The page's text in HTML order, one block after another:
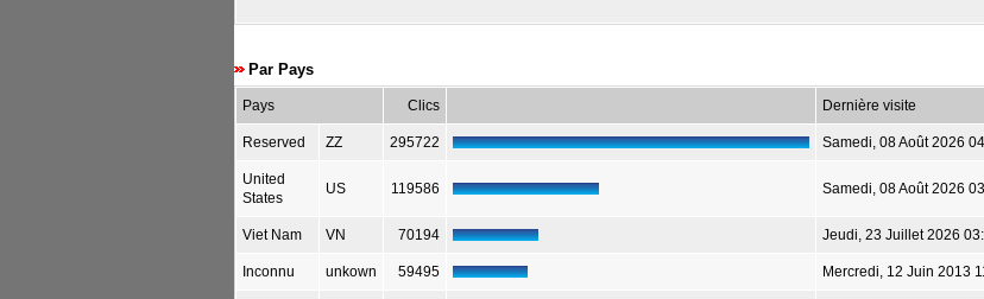
Par Pays
Pays Clics Dernière visite
Reserved ZZ 295722 Samedi, 08 Août 2026
United
States
US 119586 Samedi, 08 Août 2026
Viet Nam VN 70194 Jeudi, 23 Juillet 2026
Inconnu unkown 59495 Mercredi, 12 Juin 2013